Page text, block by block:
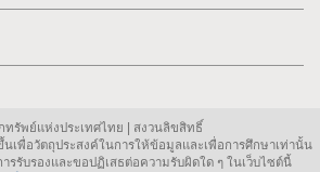
& Reporting
ทรัพย์แห่งประเทศไทย | สงวนลิขสิทธิ์
เพื่อวัตถุประสงค์ในการให้ข้อมูลและเพื่อการศึกษาเท่านั้น
รรับรองและขอปฏิเสธต่อความรับผิดใด ๆ ในเว็บไซต์นี้